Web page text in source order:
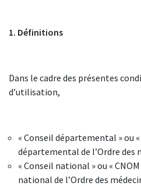
1. Définitions
Dans le cadre des présentes
d’utilisation,
« Conseil départemental » ou
départemental de l’Ordre des
« Conseil national » ou «
national de l’Ordre des